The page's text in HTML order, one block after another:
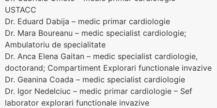
USTACC
Dr. Eduard Dabija – medic primar cardiologie
Dr. Mara Boureanu – medic specialist cardiologie;
Ambulatoriu de specialitate
Dr. Anca Elena Gaitan – medic specialist cardiologie,
doctorand; Compartiment Explorari functionale invazive
Dr. Geanina Coada – medic specialist cardiologie
Dr. Igor Nedelciuc – medic primar cardiologie – Sef
laborator explorari functionale invazive